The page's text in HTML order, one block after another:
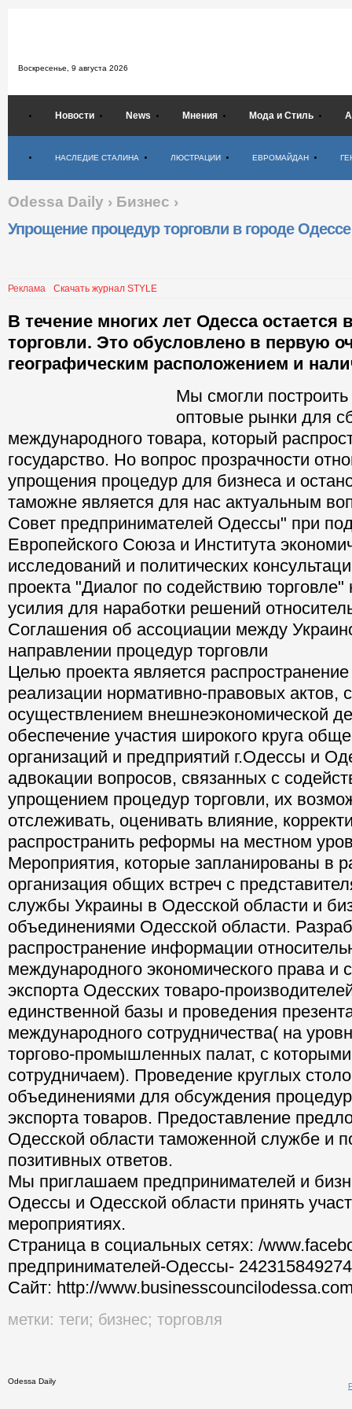
Воскресенье, 9 августа 2026
Новости News Мнения Мода и Стиль
НАСЛЕДИЕ СТАЛИНА ЛЮСТРАЦИИ ЕВРОМАЙДАН
Odessa Daily › Бизнес ›
Упрощение процедур торговли в городе Одессе
Реклама Скачать журнал STYLE
В течение многих лет Одесса
торговли. Это обусловлено в первую
географическим расположением и
Мы смогли построить
оптовые рынки для
международного
распространяется на
Но вопрос прозрачности отношений
процедур для бизнеса и остановки
является для нас актуальным вопросом.
предпринимателей Одессы" при
Союза и Института экономических
политических консультаций в рамках
содействию торговле" направляет свои
наработки решений относительно
об ассоциации между Украиной и ЕС в
процедур торговли
Целью проекта является распространение
реализации нормативно-правовых актов,
осуществлением внешнеэкономической
обеспечение участия широкого круга
организаций и предприятий г.Одессы и
адвокации вопросов, связанных с
упрощением процедур торговли, их
отслеживать, оценивать влияние,
распространить реформы на местном
Мероприятия, которые запланированы в
организация общих встреч с
службы Украины в Одесской области и
объединениями Одесской области.
распространение информации
международного экономического права и
экспорта Одесских товаро-
единственной базы и проведения
международного сотрудничества( на
торгово-промышленных палат, с
сотрудничаем). Проведение круглых
объединениями для обсуждения
экспорта товаров. Предоставление
Одесской области таможенной службе и
позитивных ответов.
Мы приглашаем предпринимателей и
Одессы и Одесской области принять
мероприятиях.
Страница в социальных сетях: /
предпринимателей-Одессы-
Сайт: http://